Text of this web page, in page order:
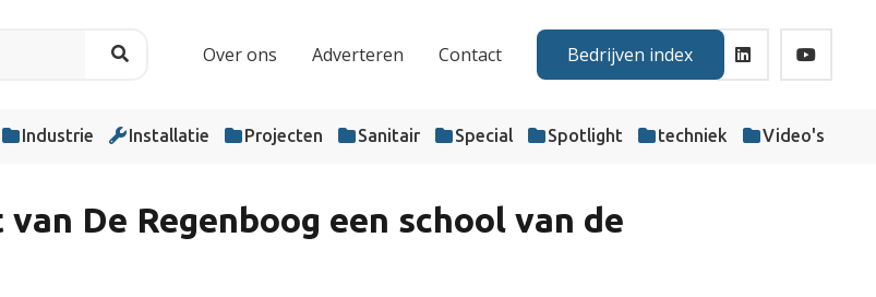
Over ons Adverteren Contact Bedrijven index
Industrie Installatie Projecten Sanitair Special Spotlight techniek Video's
De Regenboog een school van de